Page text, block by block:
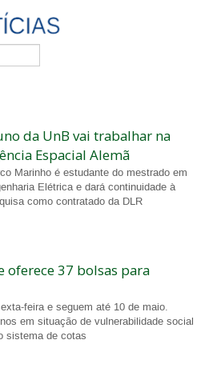
da UnB vai trabalhar na
Espacial Alemã
Marinho é estudante do mestrado em
Elétrica e dará continuidade à
como contratado da DLR
37 bolsas para
feira e seguem até 10 de maio.
em situação de vulnerabilidade social
sistema de cotas